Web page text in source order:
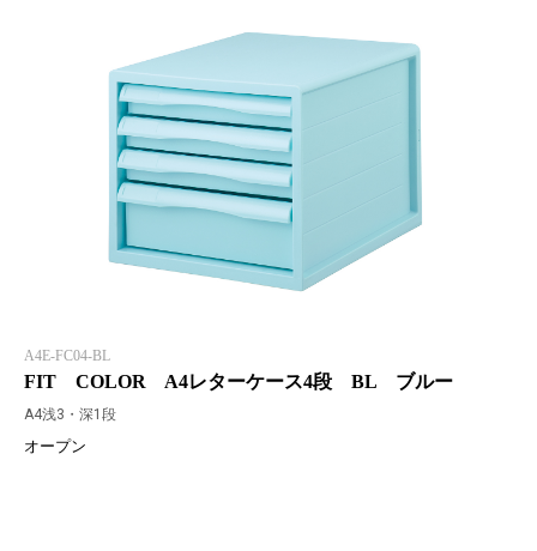
A4E-FC04-BL
FIT COLOR A4レターケース4段 BL ブルー
A4浅3・深1段
オープン